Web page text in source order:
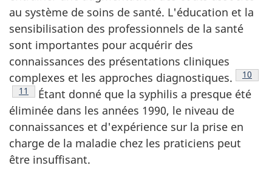
au système de soins de santé. L'éducation et la
sensibilisation des professionnels de la santé
sont importantes pour acquérir des
connaissances des présentations cliniques
complexes et les approches diagnostiques.
Note
10
Note de bas de page
11
Étant donné que la syphilis a presque été
éliminée dans les années 1990, le niveau de
connaissances et d'expérience sur la prise en
charge de la maladie chez les praticiens peut
être insuffisant.